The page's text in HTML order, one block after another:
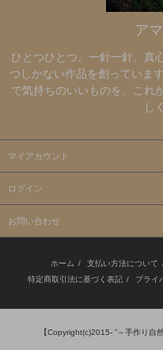
ア
ひとつひとつ、一針一針、真
つしかない作品を創っていま
で気持ちのいいものを、これ
し
マイアカウント
ログイン
お問い合わせ
ホーム / 支払い方法について
特定商取引法に基づく表記 / プライ
【Copyright(c)2015- ”～手作り自